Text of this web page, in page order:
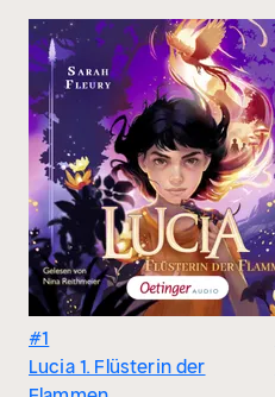
#1
Lucia 1. Flüsterin der